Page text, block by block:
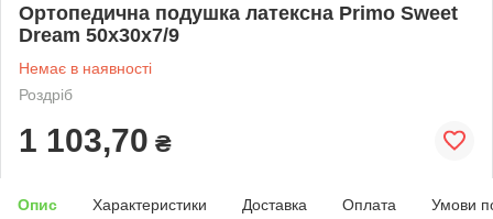
Ортопедична подушка латексна Primo Sweet
Dream 50x30x7/9
Немає в наявності
Роздріб
1 103,70 ₴
Опис Характеристики Доставка Оплата Умови